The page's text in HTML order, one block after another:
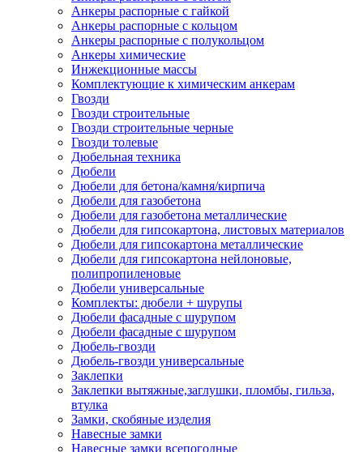
Анкеры распорные с гайкой
Анкеры распорные с кольцом
Анкеры распорные с полукольцом
Анкеры химические
Инжекционные массы
Комплектующие к химическим анкерам
Гвозди
Гвозди строительные
Гвозди строительные черные
Гвозди толевые
Дюбельная техника
Дюбели
Дюбели для бетона/камня/кирпича
Дюбели для газобетона
Дюбели для газобетона металлические
Дюбели для гипсокартона, листовых материалов
Дюбели для гипсокартона металлические
Дюбели для гипсокартона нейлоновые,
полипропиленовые
Дюбели универсальные
Комплекты: дюбели + шурупы
Дюбели фасадные с шурупом
Дюбели фасадные с шурупом
Дюбель-гвозди
Дюбель-гвозди универсальные
Заклепки
Заклепки вытяжные,заглушки, пломбы, гильза,
втулка
Замки, скобяные изделия
Навесные замки
Навесные замки всепогодные